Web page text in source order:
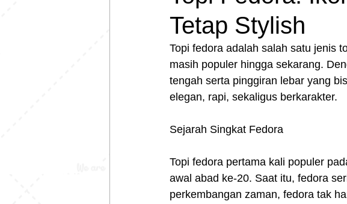
Tetap Stylish
Topi fedora adalah salah satu jenis
masih populer hingga sekarang.
tengah serta pinggiran lebar yang
elegan, rapi, sekaligus berkarakter.
Sejarah Singkat Fedora
Topi fedora pertama kali populer
awal abad ke-20. Saat itu, fedora
perkembangan zaman, fedora tak